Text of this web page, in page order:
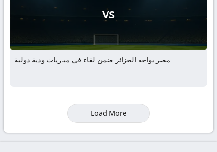
VS
مصر يواجه الجزائر ضمن لقاء في مباريات ودية دولية
Load More